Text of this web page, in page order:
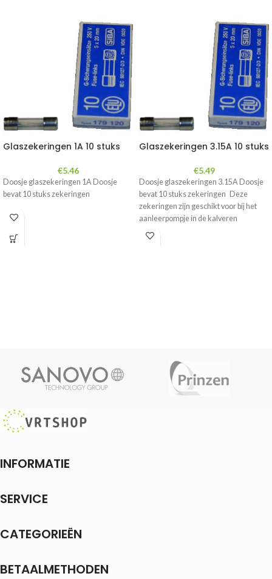
Glaszekeringen 1A 10 stuks
€5.46
Doosje glaszekeringen 1A Doosje
bevat 10 stuks zekeringen
Glaszekeringen 3.15A 10 stuks
€5.49
Doosje glaszekeringen 3.15A Doosje
bevat 10 stuks zekeringen Deze
zekeringen zijn geschikt voor bij het
aanleerpompje in de kalveren
INFORMATIE
SERVICE
CATEGORIEËN
BETAALMETHODEN